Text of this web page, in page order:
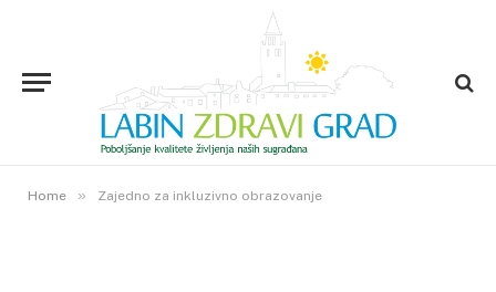
Home » Zajedno za inkluzivno obrazovanje